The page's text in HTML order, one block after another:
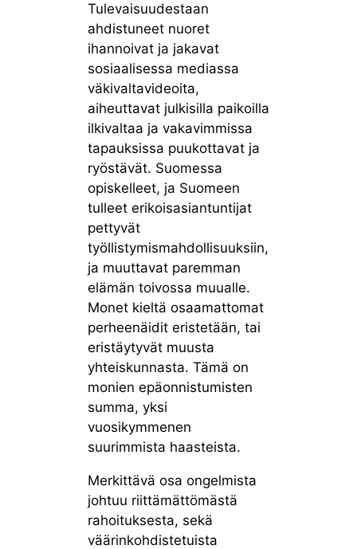
Tulevaisuudestaan
ahdistuneet nuoret
ihannoivat ja jakavat
sosiaalisessa mediassa
väkivaltavideoita,
aiheuttavat julkisilla paikoilla
ilkivaltaa ja vakavimmissa
tapauksissa puukottavat ja
ryöstävät. Suomessa
opiskelleet, ja Suomeen
tulleet erikoisasiantuntijat
pettyvät
työllistymismahdollisuuksiin,
ja muuttavat paremman
elämän toivossa muualle.
Monet kieltä osaamattomat
perheenäidit eristetään, tai
eristäytyvät muusta
yhteiskunnasta. Tämä on
monien epäonnistumisten
summa, yksi
vuosikymmenen
suurimmista haasteista.
Merkittävä osa ongelmista
johtuu riittämättömästä
rahoituksesta, sekä
väärinkohdistetuista